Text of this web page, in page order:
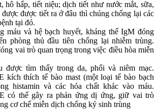
hô hấp, tiết niệu; dịch tiết như nước mắt, sữa,
được tiết ra ở đâu thì chúng chống lại các
tại đó.
máu và hệ bạch huyết, kháng thể IgM đóng
phòng thủ đầu tiên chống lại nhiễm trùng.
vai trò quan trọng trong việc điều hòa miễn
được tìm thấy trong da, phổi và niêm mạc.
kích thích tế bào mast (một loại tế bào bạch
histamin và các hóa chất khác vào máu.
có thể gây ra phản ứng dị ứng, giữ vai trò
cơ chế miễn dịch chống ký sinh trùng